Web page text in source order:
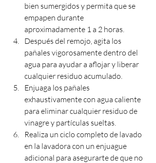
bien sumergidos y permita que se
empapen durante
aproximadamente 1 a 2 horas.
Después del remojo, agita los
pañales vigorosamente dentro del
agua para ayudar a aflojar y liberar
cualquier residuo acumulado.
Enjuaga los pañales
exhaustivamente con agua caliente
para eliminar cualquier residuo de
vinagre y partículas sueltas.
Realiza un ciclo completo de lavado
en la lavadora con un enjuague
adicional para asegurarte de que no